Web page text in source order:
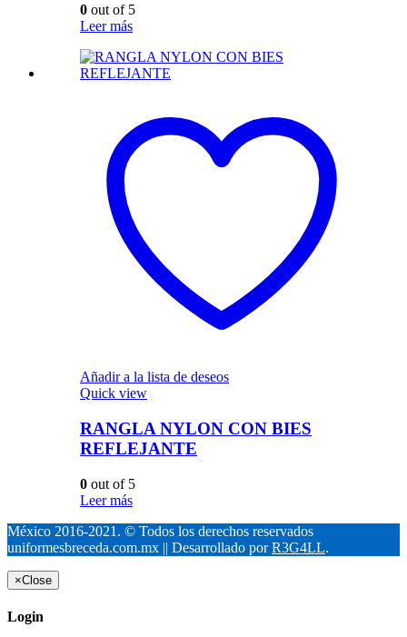
0 out of 5
Leer más
Añadir a la lista de deseos
Quick view
RANGLA NYLON CON BIES
REFLEJANTE
0 out of 5
Leer más
México 2016-2021. © Todos los derechos reservados
uniformesbreceda.com.mx || Desarrollado porR3G4LL.
×Close
Login